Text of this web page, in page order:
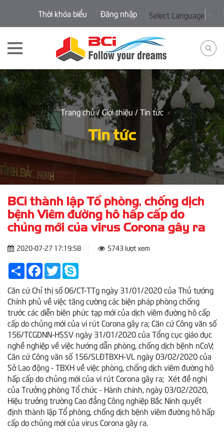
Thời khóa biểu Đăng nhập Select Language
Trang chủ/ Giới thiệu / Tin tức
Tin tức
BCi thành lập Tổ phòng, chống dịch
bệnh Viêm đường hô hấp cấp do
chủng mới của virus Corona gây ra
2020-07-27 17:19:58 5743 lượt xem
ShareFacebook
Twitter
Căn cứ Chỉ thị số 06/CT-TTg ngày 31/01/2020 của Thủ tướng
Chính phủ về việc tăng cường các biện pháp phòng chống
trước các diễn biên phức tạp mới của dịch viêm đường hô cấp
cấp do chủng mới của vi rút Corona gây ra; Căn cứ Công văn số
156/TCGDNN-HSSV ngày 31/01/2020 của Tổng cục giáo dục
nghề nghiệp về việc hướng dẫn phòng, chống dịch bệnh nCoV;
Căn cứ Công văn số 156/SLĐTBXH-VL ngày 03/02/2020 của
Sở Lao động - TBXH về việc phòng, chống dịch viêm đường hô
hấp cấp do chủng mới của vi rút Corona gây ra; Xét đề nghị
của Trưởng phòng Tổ chức - Hành chính, ngày 03/02/2020,
Hiệu trưởng trường Cao đẳng Công nghiệp Bắc Ninh quyết
định thành lập Tổ phòng, chống dịch bệnh viêm đường hô hấp
cấp do chủng mới của virus Corona gây ra.